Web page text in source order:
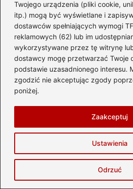
Twojego urządzenia (pliki cookie,
itp.) mogą być wyświetlane i
dostawców spełniających wymogi
reklamowych (62) lub im
wykorzystywane przez tę witrynę
dostawcy mogę przetwarzać Twoje
podstawie uzasadnionego interesu.
zgodzić nie akceptując zgody
poniżej.
Ustawienia
Odrzuć
Zaakceptuj
Helena
Jestem twórczynią bloga delta-
dalekie, które zmieniają sposób
Fascynują mnie hotele z duszą,
które potrafią stać się
wyprawy.
Na blogu dzielę się
praktycznymi poradami,